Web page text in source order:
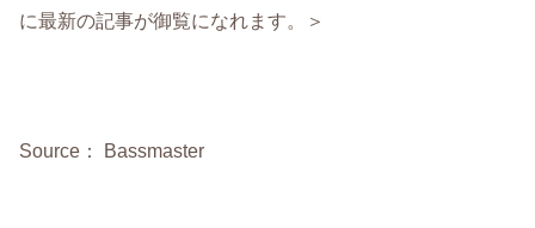
に最新の記事が御覧になれます。＞
Source： Bassmaster